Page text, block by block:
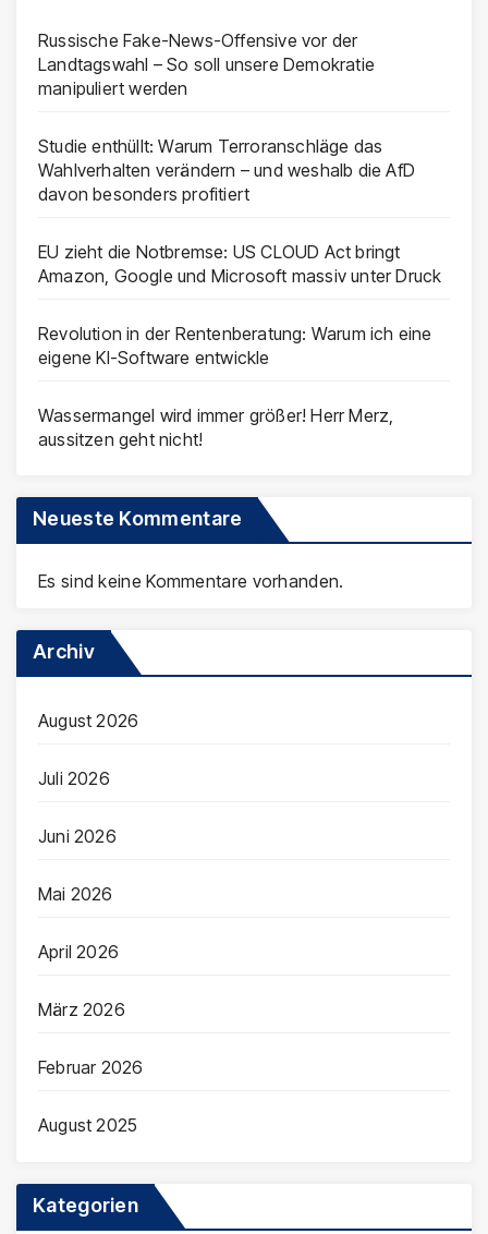
Russische Fake-News-Offensive vor der
Landtagswahl – So soll unsere Demokratie
manipuliert werden
Studie enthüllt: Warum Terroranschläge das
Wahlverhalten verändern – und weshalb die AfD
davon besonders profitiert
EU zieht die Notbremse: US CLOUD Act bringt
Amazon, Google und Microsoft massiv unter Druck
Revolution in der Rentenberatung: Warum ich eine
eigene KI-Software entwickle
Wassermangel wird immer größer! Herr Merz,
aussitzen geht nicht!
Neueste Kommentare
Es sind keine Kommentare vorhanden.
Archiv
August 2026
Juli 2026
Juni 2026
Mai 2026
April 2026
März 2026
Februar 2026
August 2025
Kategorien